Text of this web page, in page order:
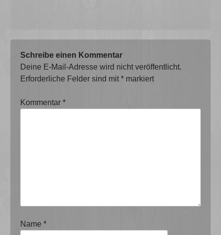
Schreibe einen Kommentar
Deine E-Mail-Adresse wird nicht veröffentlicht.
Erforderliche Felder sind mit* markiert
Kommentar*
Name*